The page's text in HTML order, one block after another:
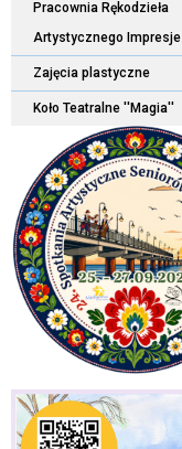
Pracownia Rękodzieła
Artystycznego Impresje
Zajęcia plastyczne
Koło Teatralne ''Magia''